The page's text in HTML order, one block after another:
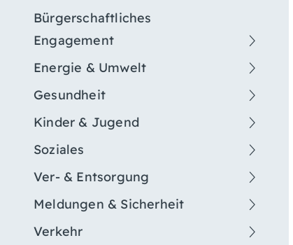
Bürgerschaftliches
Engagement
Energie & Umwelt
Gesundheit
Kinder & Jugend
Soziales
Ver- & Entsorgung
Meldungen & Sicherheit
Verkehr